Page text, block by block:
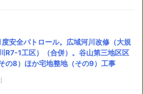
安全パトロール。広域河川改修（大規
R7-1工区）（合併）。谷山第三地区区
の8）ほか宅地整地（その9）工事